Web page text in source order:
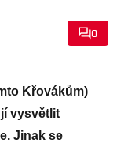
0
Křovákům)
vysvětlit
Jinak se